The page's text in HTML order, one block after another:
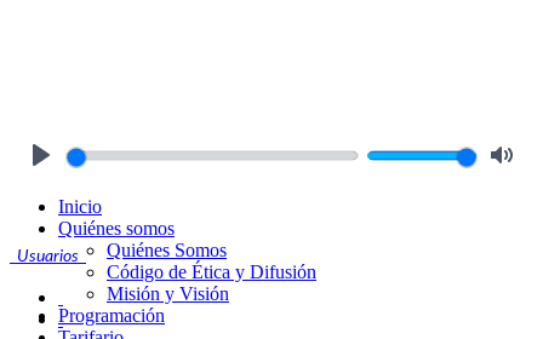
Usuarios
Inicio
Quiénes somos
Quiénes Somos
Código de Ética y Difusión
Misión y Visión
Programación